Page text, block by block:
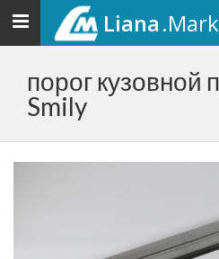
Toggle
navigation
Liana
порог кузовной
Smily